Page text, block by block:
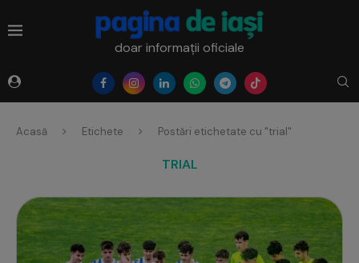
doar informații oficiale
Acasă Etichete Postări etichetate cu "trial"
TRIAL